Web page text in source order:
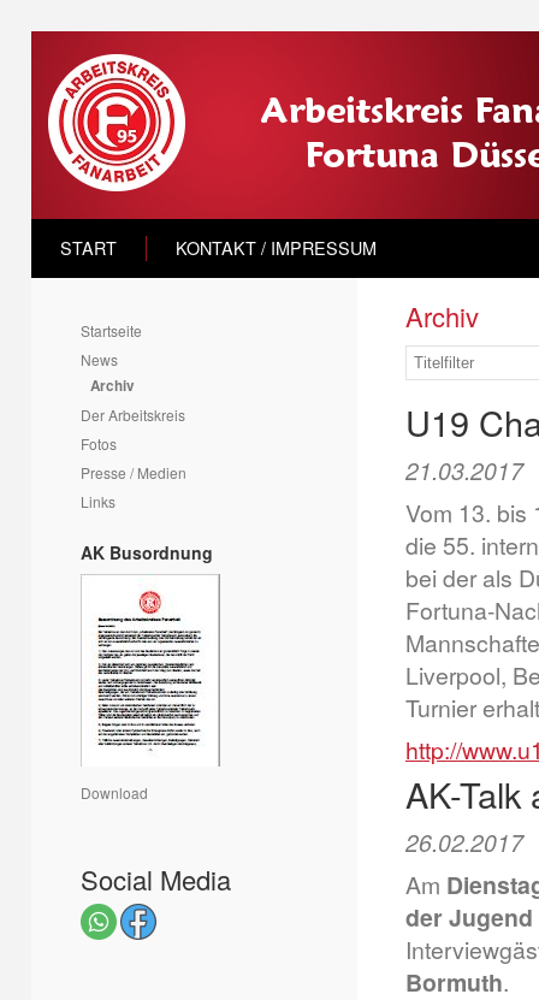
START KONTAKT / IMPRESSUM
Startseite
News
Archiv
Der Arbeitskreis
Fotos
Presse / Medien
Links
AK Busordnung
Download
Social Media
Archiv
U19
21.03.2017
Vom 13. bis
die 55.
bei der als
Fortuna-
Liverpool,
Turnier
http://
AK-Talk
26.02.2017
Am
der Jugend
Bormuth.